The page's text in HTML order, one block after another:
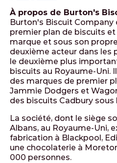
À propos de Burton's
Burton's Biscuit Company
premier plan de biscuits
marque et sous son
deuxième acteur dans les
le deuxième plus
biscuits au Royaume-Uni.
des marques de premier
Jammie Dodgers et
des biscuits Cadbury sous
La société, dont le siège
Albans, au Royaume-Uni,
fabrication à Blackpool,
une chocolaterie à
000 personnes.